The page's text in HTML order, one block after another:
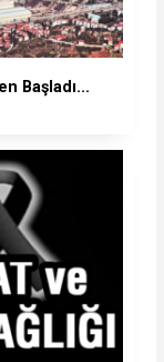
Başladı...